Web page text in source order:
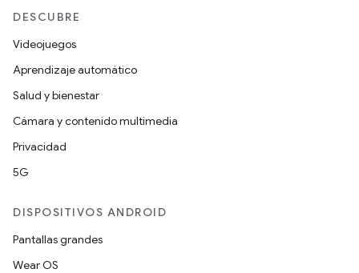
DESCUBRE
Videojuegos
Aprendizaje automático
Salud y bienestar
Cámara y contenido multimedia
Privacidad
5G
DISPOSITIVOS ANDROID
Pantallas grandes
Wear OS